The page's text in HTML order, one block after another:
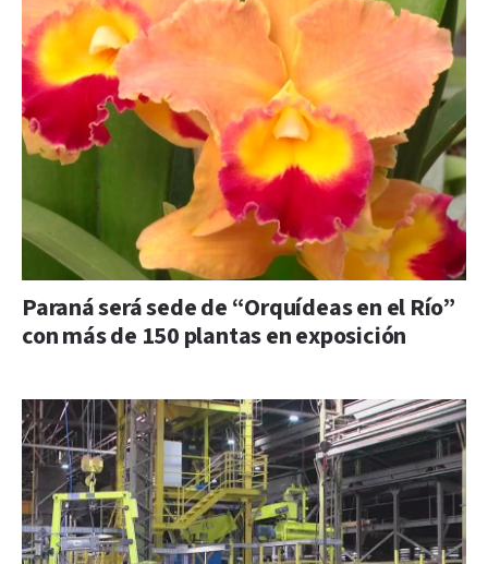
Paraná será sede de “Orquídeas en el Río”
con más de 150 plantas en exposición